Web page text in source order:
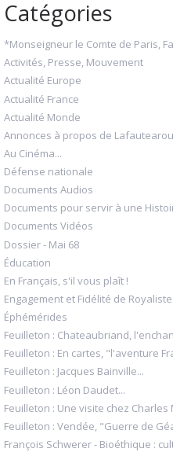
Catégories
*Monseigneur le Comte de Paris,
Activités, Presse, Mouvement
Actualité Europe
Actualité France
Actualité Monde
Annonces à propos de
Au Cinéma...
Défense nationale
Documents Audios
Documents pour servir à une
Documents Vidéos
Dossier - Mai 68
Éducation
En Français, s'il vous plaît !
Engagement et Fidélité de
Éphémérides
Feuilleton : Chateaubriand,
Feuilleton : En cartes, "l'aventure
Feuilleton : Jacques Bainville...
Feuilleton : Léon Daudet...
Feuilleton : Une visite chez Charles
Feuilleton : Vendée, "Guerre de
François Schwerer - Bioéthique :